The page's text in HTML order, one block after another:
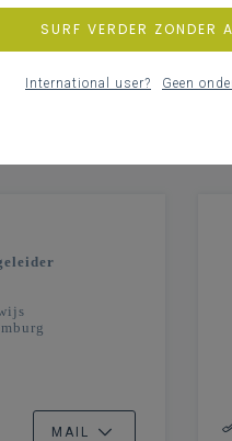
MAIL
SURF VERDER ZONDER
International user? Geen